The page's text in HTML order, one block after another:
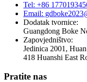
Tel: +86
Email:
Dodatak tvornice:
Guangdong Boke
Zapovjedništvo:
Jedinica 2001,
418 Huanshi East
Pratite nas